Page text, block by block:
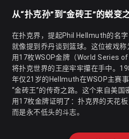
从“扑克孙”到“金砖王”的蜕变
在扑克界，提起Phil Hellmuth的名字
就像提到乔丹谈到篮球。这位被戏称
用17枚WSOP金牌（World Series of
将扑克世界的王座牢牢攥在手中。
年仅21岁的Hellmuth在WSOP主赛
“金砖王”的传奇之路。这个来自美国
用17枚金牌证明了：扑克界的天花板
而是永不低头的斗志。